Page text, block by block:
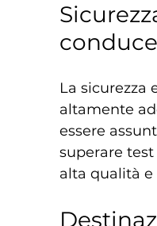
La sicurezza
altamente
essere
superare
alta qualità